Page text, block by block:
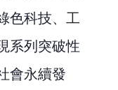
色科技、工
系列突破性
會永續發